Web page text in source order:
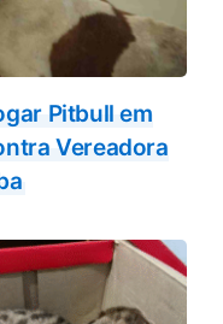
Pitbull em
Vereadora